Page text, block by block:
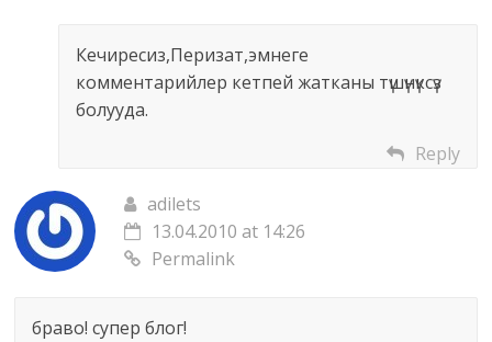
Кечиресиз,Перизат,эмнеге
комментарийлер кетпей жатканы түшүнүксүз
болууда.
Reply
adilets
13.04.2010 at 14:26
Permalink
браво! супер блог!